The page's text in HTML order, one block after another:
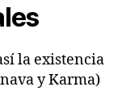
la existencia
y Karma)